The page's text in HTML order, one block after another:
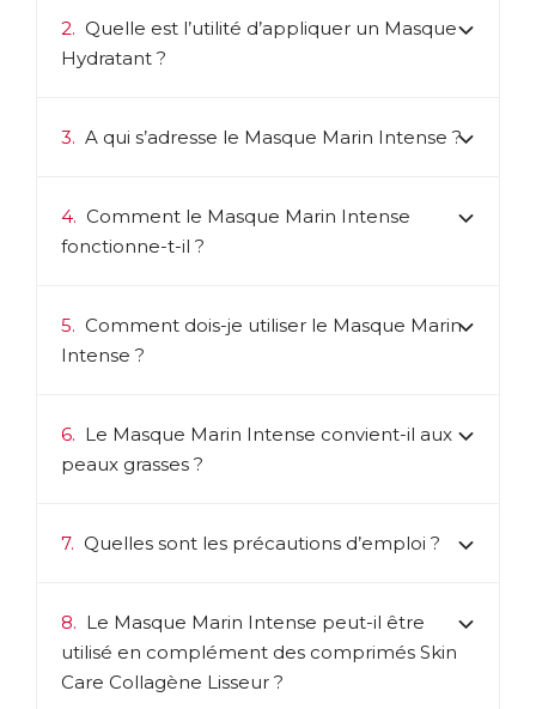
de maintenir l’élasticité et le volume d’une peau jeune.
Avec l’âge, sa quantité diminue et la peau perd son aspect
rebondi. En apportant de l’Acide hyaluronique hydrolysé («
cosmétique New Nordic maintient l’hydratation, la fermeté
et l’élasticité de la peau.
Conseils
ACL : 6320082
2. Quelle est l’utilité d’appliquer un Masque
Hydratant ?
3. A qui s’adresse le Masque Marin Intense ?
4. Comment le Masque Marin Intense
fonctionne-t-il ?
5. Comment dois-je utiliser le Masque Marin
Intense ?
6. Le Masque Marin Intense convient-il aux
peaux grasses ?
7. Quelles sont les précautions d’emploi ?
8. Le Masque Marin Intense peut-il être
utilisé en complément des comprimés Skin
Care Collagène Lisseur ?